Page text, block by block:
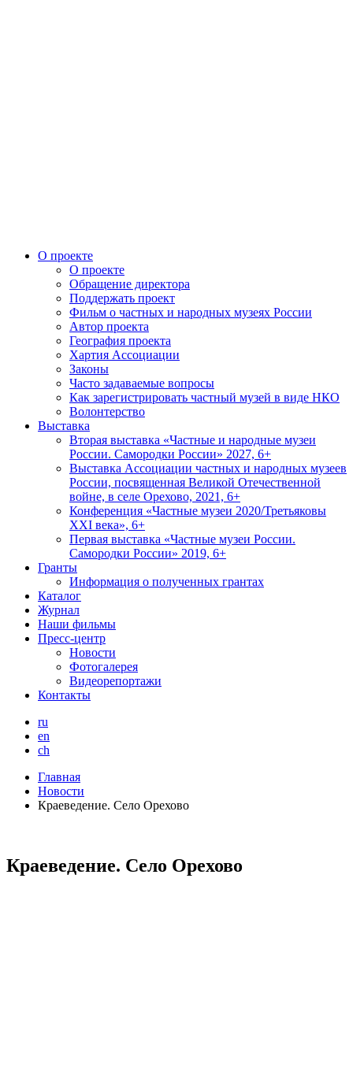
О проекте
О проекте
Обращение директора
Поддержать проект
Фильм о частных и народных музеях России
Автор проекта
География проекта
Хартия Ассоциации
Законы
Часто задаваемые вопросы
Как зарегистрировать частный музей в виде НКО
Волонтерство
Выставка
Вторая выставка «Частные и народные музеи
России. Самородки России» 2027, 6+
Выставка Ассоциации частных и народных музеев
России, посвященная Великой Отечественной
войне, в селе Орехово, 2021, 6+
Конференция «Частные музеи 2020/Третьяковы
XXI века», 6+
Первая выставка «Частные музеи России.
Самородки России» 2019, 6+
Гранты
Информация о полученных грантах
Каталог
Журнал
Наши фильмы
Пресс-центр
Новости
Фотогалерея
Видеорепортажи
Контакты
ru
en
ch
Главная
Новости
Краеведение. Село Орехово
Краеведение. Село Орехово